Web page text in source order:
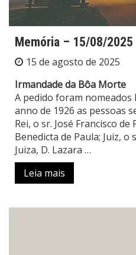
Memória – 15/08/2025
15 de agosto de 2025
Irmandade da Bôa Morte
A pedido foram
anno de 1926 as pessoas
Rei, o sr. José Francisco de
Benedicta de Paula; Juiz, o
Juiza, D. Lazara …
Leia mais